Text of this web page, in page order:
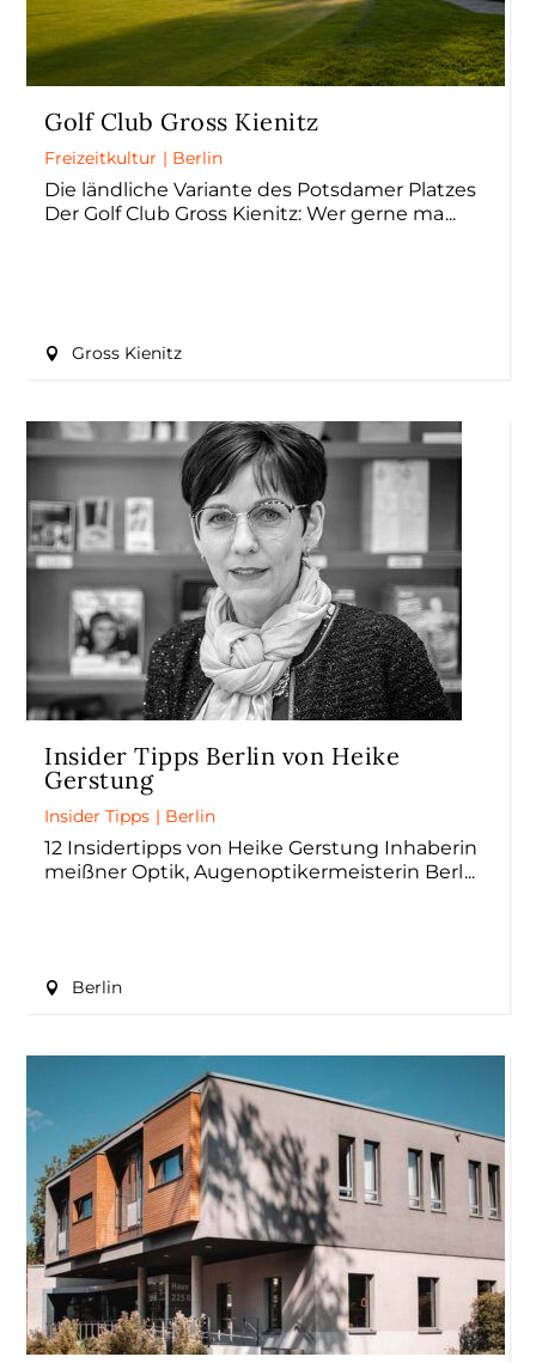
Golf Club Gross Kienitz
Freizeitkultur | Berlin
Die ländliche Variante des Potsdamer Platzes
Der Golf Club Gross Kienitz: Wer gerne ma
Gross Kienitz
Insider Tipps Berlin von Heike
Gerstung
Insider Tipps | Berlin
12 Insidertipps von Heike Gerstung Inhaberin
meißner Optik, Augenoptikermeisterin Berl
Berlin